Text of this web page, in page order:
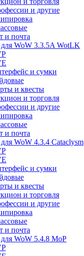
и другие
и почта
WoW 3.3.5A WotLK
и сумки
и квесты
и торговля
и другие
и почта
WoW 4.3.4 Cataclysm
и сумки
и квесты
и торговля
и другие
и почта
WoW 5.4.8 MoP